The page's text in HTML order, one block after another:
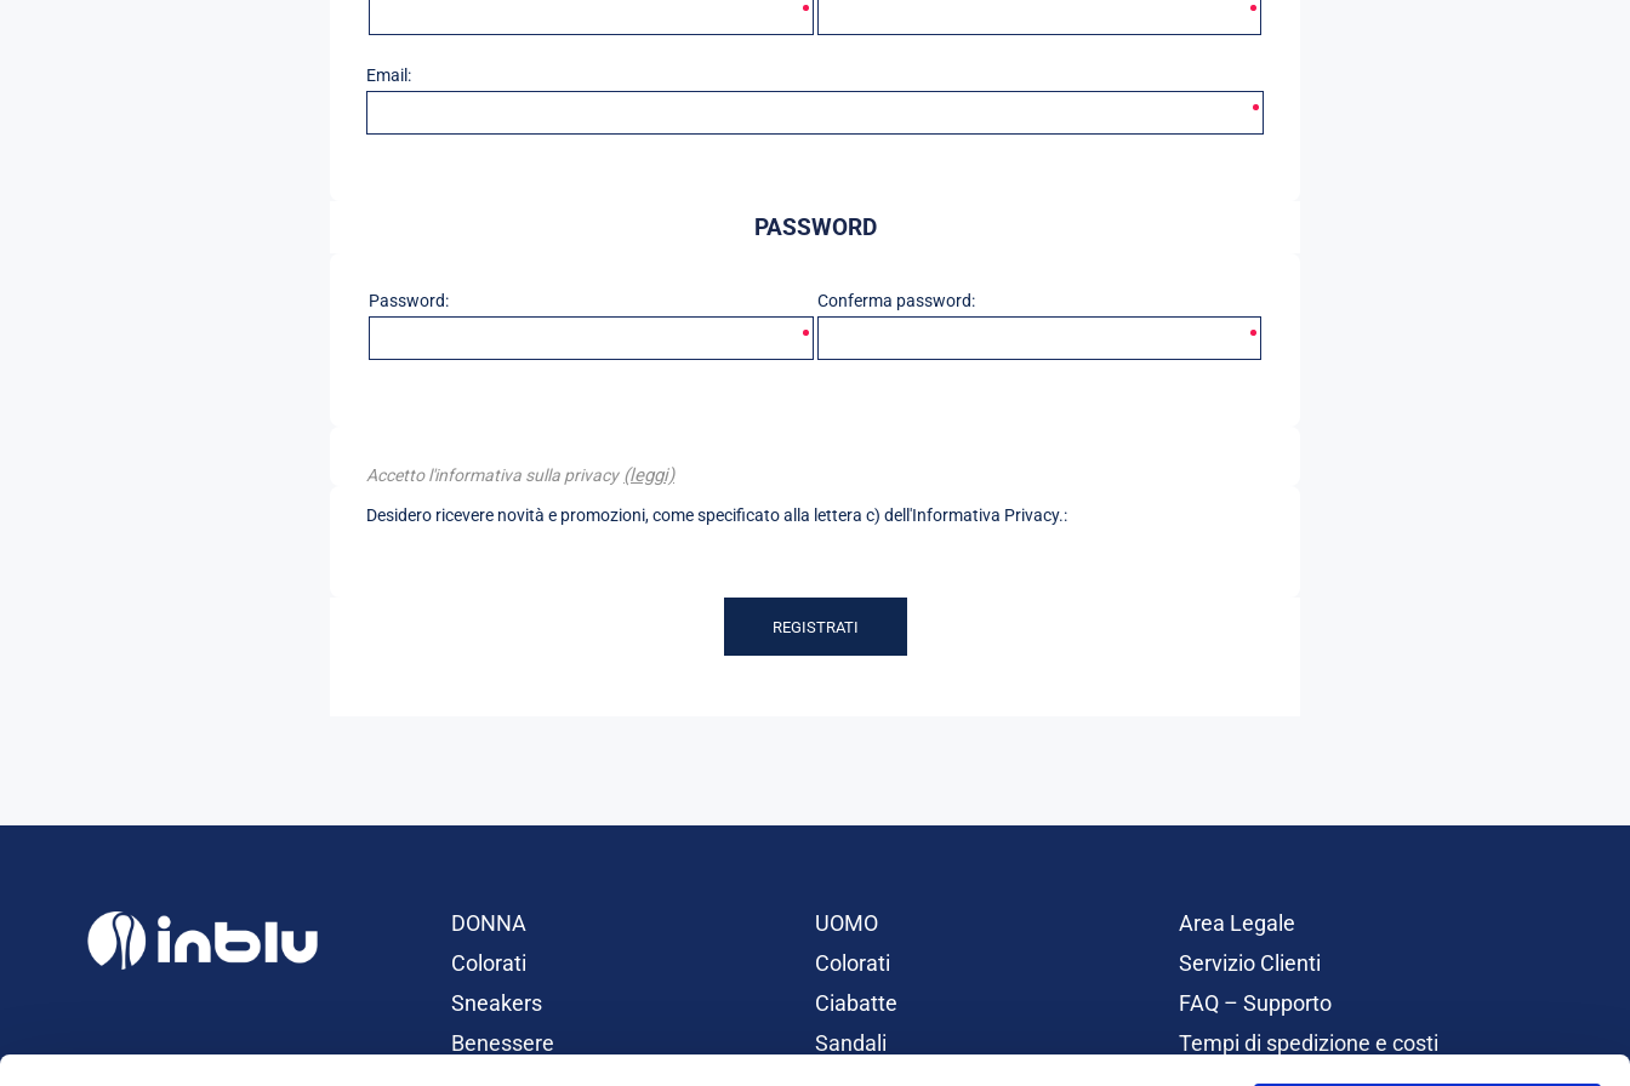
Email:
Desidero ricevere novità e promozioni, come specificato alla lettera c) dell'Informativa Privacy.:
PASSWORD
Password: Conferma password:
Accetto l'informativa sulla privacy (leggi)
REGISTRATI
DONNA
Colorati
Sneakers
Benessere
UOMO
Colorati
Ciabatte
Sandali
Area Legale
Servizio Clienti
FAQ – Supporto
Tempi di spedizione e costi